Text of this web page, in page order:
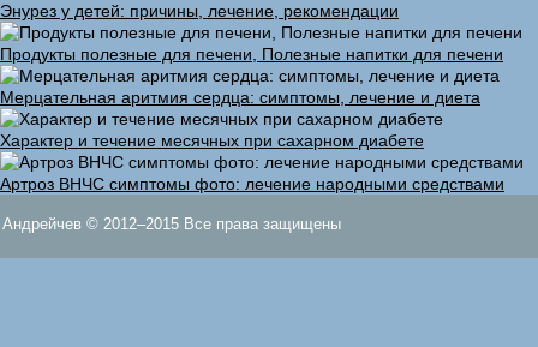
Энурез у детей: причины, лечение, рекомендации
Продукты полезные для печени, Полезные напитки для печени
Мерцательная аритмия сердца: симптомы, лечение и диета
Характер и течение месячных при сахарном диабете
Артроз ВНЧС симптомы фото: лечение народными средствами
Андрейчев © 2012–2015 Все права защищены